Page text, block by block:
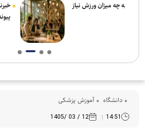
خبرنگاران، میان ذات و
پیوند برقرار می‌کنند
دانشگاه آموزش پزشکی
14:51
12 / 03 /1405